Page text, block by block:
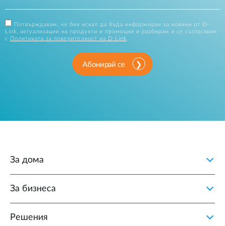
Потвърждавам, че бих искал да бъда информиран за новини от D-
Link, актуализации на продукти и промоции и разбирам и се съгласявам
с
Политиката за поверителност на D-Link
Абонирай се
За дома
За бизнеса
Решения